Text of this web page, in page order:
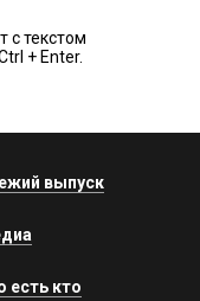
с текстом
+ Enter.
выпуск
есть кто